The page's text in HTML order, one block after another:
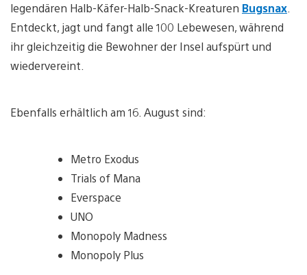
legendären Halb-Käfer-Halb-Snack-Kreaturen Bugsnax.
Entdeckt, jagt und fangt alle 100 Lebewesen, während
ihr gleichzeitig die Bewohner der Insel aufspürt und
wiedervereint.
Ebenfalls erhältlich am 16. August sind:
Metro Exodus
Trials of Mana
Everspace
UNO
Monopoly Madness
Monopoly Plus